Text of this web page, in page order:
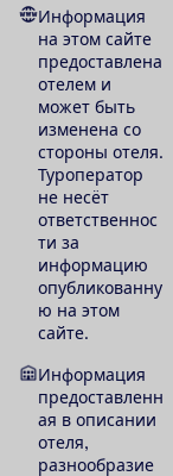
Информация
на этом сайте
предоставлена
отелем и
может быть
изменена со
стороны отеля.
Туроператор
не несёт
ответственнос
ти за
информацию
опубликованну
ю на этом
сайте.
Информация
предоставленн
ая в описании
отеля,
разнообразие